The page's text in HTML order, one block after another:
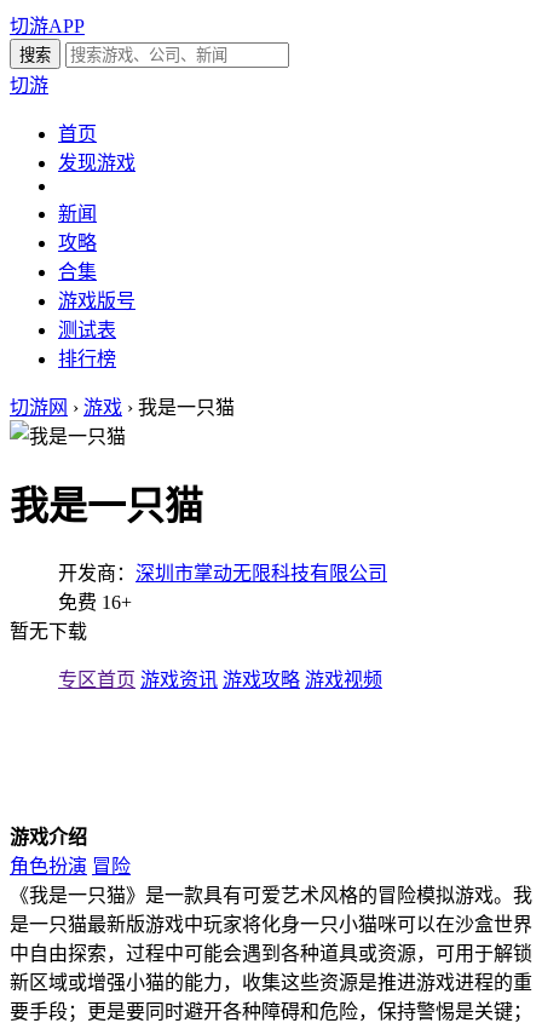
切游APP
切游
首页
发现游戏
新闻
攻略
合集
游戏版号
测试表
排行榜
切游网 › 游戏 › 我是一只猫
我是一只猫
开发商： 深圳市掌动无限科技有限公司
免费 16+
暂无下载
专区首页 游戏资讯 游戏攻略 游戏视频
游戏介绍
角色扮演 冒险
《我是一只猫》是一款具有可爱艺术风格的冒险模拟游戏。我
是一只猫最新版游戏中玩家将化身一只小猫咪可以在沙盒世界
中自由探索，过程中可能会遇到各种道具或资源，可用于解锁
新区域或增强小猫的能力，收集这些资源是推进游戏进程的重
要手段；更是要同时避开各种障碍和危险，保持警惕是关键；